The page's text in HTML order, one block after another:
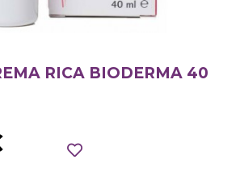
RICA BIODERMA 40